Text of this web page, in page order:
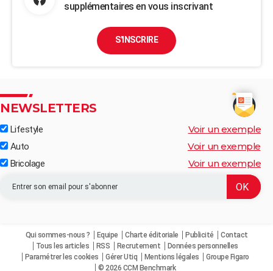
supplémentaires en vous inscrivant
S'INSCRIRE
NEWSLETTERS
Lifestyle Voir un exemple
Auto Voir un exemple
Bricolage Voir un exemple
Qui sommes-nous ? Equipe Charte éditoriale Publicité
Contact
Tous les articles
RSS Recrutement
Données personnelles
Paramétrer les cookies
Gérer Utiq Mentions légales
Groupe Figaro
© 2026 CCM Benchmark